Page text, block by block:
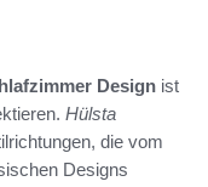
Design ist
Hülsta
die vom
Designs